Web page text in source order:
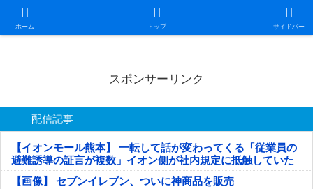
ホーム トップ サイドバー
日本第一！ニュース録
スポンサーリンク
配信記事
【イオンモール熊本】 一転して話が変わってくる「従業員の
避難誘導の証言が複数」イオン側が社内規定に抵触していた
疑い
【画像】 セブンイレブン、ついに神商品を販売